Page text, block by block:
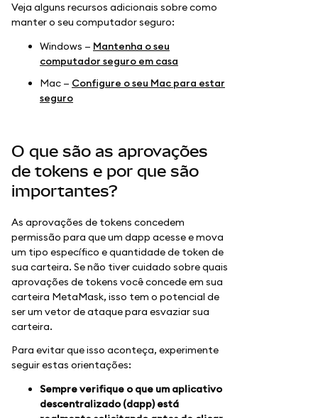
Veja alguns recursos adicionais sobre como
manter o seu computador seguro:
Windows — Mantenha o seu
computador seguro em casa
Mac — Configure o seu Mac para estar
seguro
O que são as aprovações
de tokens e por que são
importantes?
As aprovações de tokens concedem
permissão para que um dapp acesse e mova
um tipo específico e quantidade de token de
sua carteira. Se não tiver cuidado sobre quais
aprovações de tokens você concede em sua
carteira MetaMask, isso tem o potencial de
ser um vetor de ataque para esvaziar sua
carteira.
Para evitar que isso aconteça, experimente
seguir estas orientações:
Sempre verifique o que um aplicativo
descentralizado (dapp) está